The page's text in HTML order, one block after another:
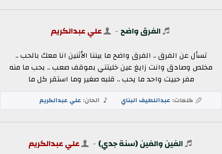
الفرق واضح - علي عبدالكريم
تسأل عن الفرق .. الفرق واضح ما بيننا الأثنين انا معك بالحب ..
مخلص وصادق وانت زايغ عين خليتني بموقف صعب .. بحب ما منه
مفر حبيت واحد ما يحب .. قلبه صغير وما استقر كل ما
كلمات: عبداللطيف البناي الحان: علي عبدالكريم
الفين والفين (سنة جدي) - علي عبدالكريم